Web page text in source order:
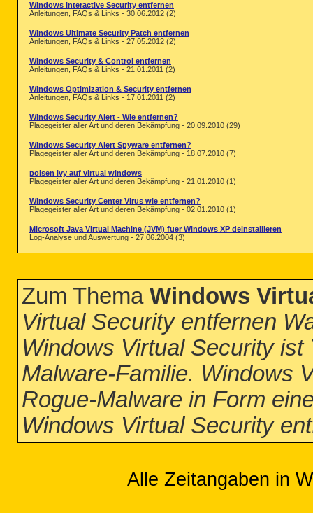
Windows Interactive Security entfernen
Anleitungen, FAQs & Links - 30.06.2012 (2)
Windows Ultimate Security Patch entfernen
Anleitungen, FAQs & Links - 27.05.2012 (2)
Windows Security & Control entfernen
Anleitungen, FAQs & Links - 21.01.2011 (2)
Windows Optimization & Security entfernen
Anleitungen, FAQs & Links - 17.01.2011 (2)
Windows Security Alert - Wie entfernen?
Plagegeister aller Art und deren Bekämpfung - 20.09.2010 (29)
Windows Security Alert Spyware entfernen?
Plagegeister aller Art und deren Bekämpfung - 18.07.2010 (7)
poisen ivy auf virtual windows
Plagegeister aller Art und deren Bekämpfung - 21.01.2010 (1)
Windows Security Center Virus wie entfernen?
Plagegeister aller Art und deren Bekämpfung - 02.01.2010 (1)
Microsoft Java Virtual Machine (JVM) fuer Windows XP deinstallieren
Log-Analyse und Auswertung - 27.06.2004 (3)
Zum Thema Windows
Virtual Security entfernen
Windows Virtual Security
Malware-Familie. Windows
Rogue-Malware in Form
Windows Virtual Security
Alle Zeitangaben in